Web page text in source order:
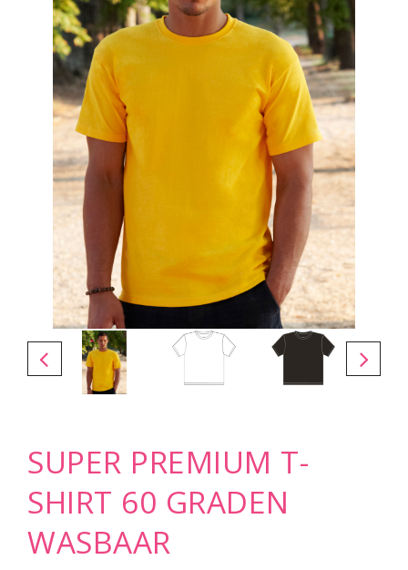
SUPER PREMIUM T-
SHIRT 60 GRADEN
WASBAAR